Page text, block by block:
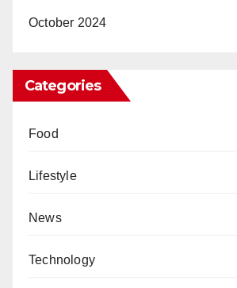
October 2024
Categories
Food
Lifestyle
News
Technology